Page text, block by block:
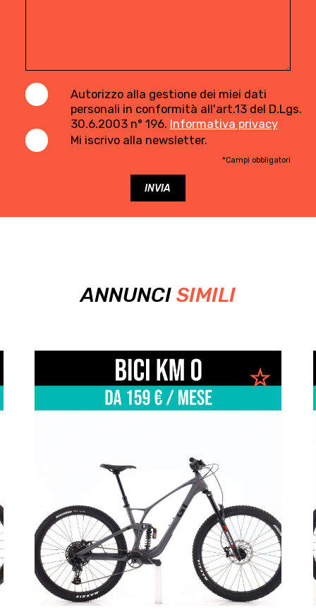
Autorizzo alla gestione dei miei dati
personali in conformità all'art.13 del D.Lgs.
30.6.2003 n° 196. Informativa privacy
Mi iscrivo alla newsletter.
*Campi obbligatori
ANNUNCI SIMILI